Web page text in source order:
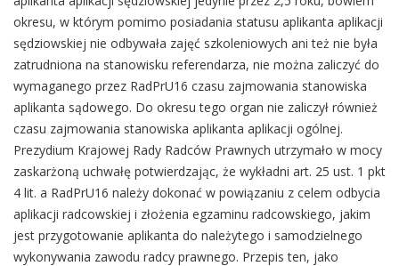
okresu, w którym pomimo posiadania statusu aplikanta aplikacji
sędziowskiej nie odbywała zajęć szkoleniowych ani też nie była
zatrudniona na stanowisku referendarza, nie można zaliczyć do
wymaganego przez RadPrU16 czasu zajmowania stanowiska
aplikanta sądowego. Do okresu tego organ nie zaliczył również
czasu zajmowania stanowiska aplikanta aplikacji ogólnej.
Prezydium Krajowej Rady Radców Prawnych utrzymało w mocy
zaskarżoną uchwałę potwierdzając, że wykładni art. 25 ust. 1 pkt
4 lit. a RadPrU16 należy dokonać w powiązaniu z celem odbycia
aplikacji radcowskiej i złożenia egzaminu radcowskiego, jakim
jest przygotowanie aplikanta do należytego i samodzielnego
wykonywania zawodu radcy prawnego. Przepis ten, jako